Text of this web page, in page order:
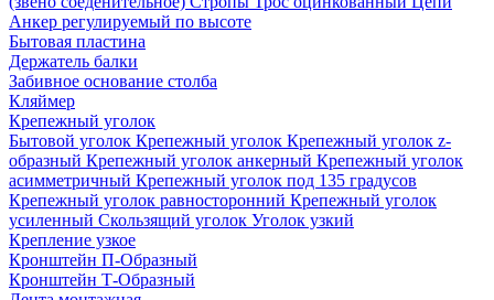
Анкер регулируемый по высоте
Бытовая пластина
Держатель балки
Забивное основание столба
Кляймер
Крепежный уголок
Бытовой уголок Крепежный уголок Крепежный уголок z-
образный Крепежный уголок анкерный Крепежный уголок
асимметричный Крепежный уголок под 135 градусов
Крепежный уголок равносторонний Крепежный уголок
усиленный Скользящий уголок Уголок узкий
Крепление узкое
Кронштейн П-Образный
Кронштейн Т-Образный